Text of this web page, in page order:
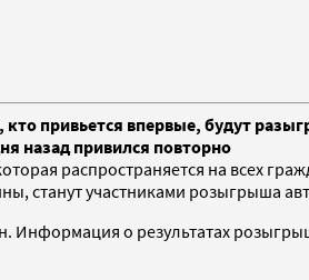
привьется впервые, будут
назад привился повторно
распространяется на всех
станут участниками розыгрыша
о результатах